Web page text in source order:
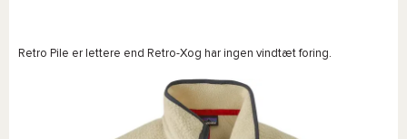
Retro Pile er lettere end Retro-Xog har ingen vindtæt foring.